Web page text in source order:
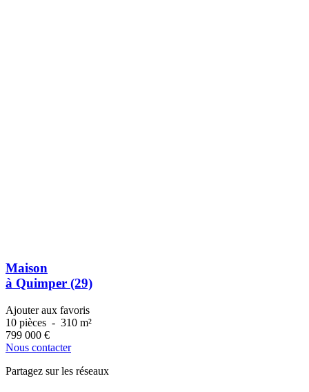
Maison
à Quimper (29)
Ajouter aux favoris
10 pièces - 310 m²
799 000 €
Nous contacter
Partagez sur les réseaux